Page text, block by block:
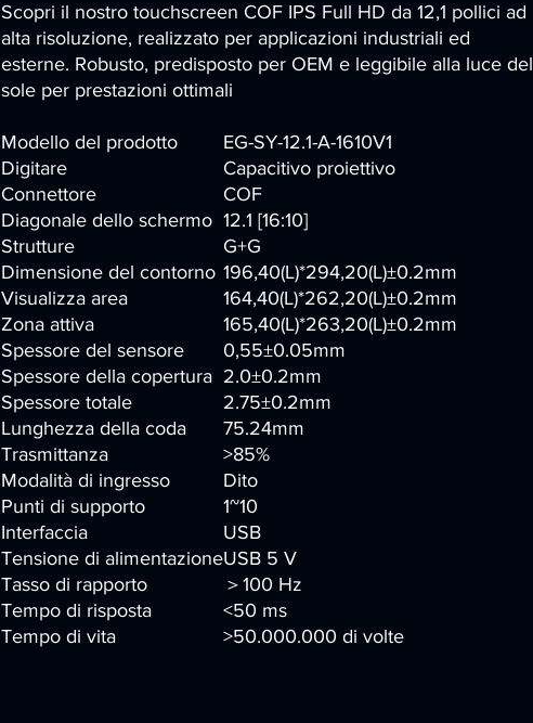
Scopri il nostro touchscreen COF IPS Full HD da 12,1 pollici ad
alta risoluzione, realizzato per applicazioni industriali ed
esterne. Robusto, predisposto per OEM e leggibile alla luce del
sole per prestazioni ottimali
Modello del prodotto
EG-SY-12.1-A-1610V1
Digitare
Capacitivo proiettivo
Connettore
COF
Diagonale dello schermo 12.1 [16:10]
Strutture
G+G
Dimensione del contorno 196,40(L)*294,20(L)±0.2mm
Visualizza area
164,40(L)*262,20(L)±0.2mm
Zona attiva
165,40(L)*263,20(L)±0.2mm
Spessore del sensore
0,55±0.05mm
Spessore della copertura 2.0±0.2mm
Spessore totale
2.75±0.2mm
Lunghezza della coda
75.24mm
Trasmittanza
>85%
Modalità di ingresso
Dito
Punti di supporto
1~10
Interfaccia
USB
Tensione di alimentazioneUSB 5 V
Tasso di rapporto
＞100 Hz
Tempo di risposta
<50 ms
Tempo di vita
>50.000.000 di volte